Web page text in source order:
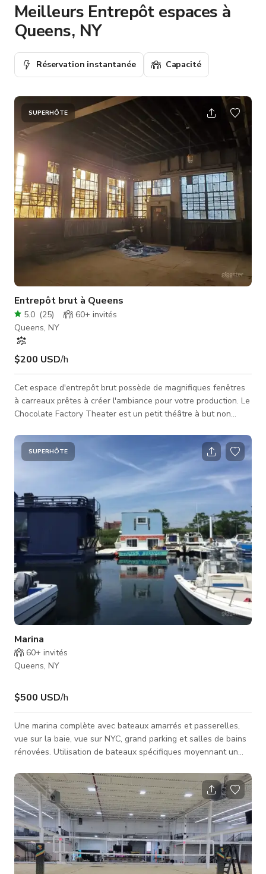
Meilleurs Entrepôt espaces à
Queens, NY
Réservation instantanée Capacité
SUPERHÔTE
Entrepôt brut à Queens
5.0 (25) 60+ invités
Queens, NY
$200 USD/h
Cet espace d'entrepôt brut possède de magnifiques fenêtres
à carreaux prêtes à créer l'ambiance pour votre production. Le
Chocolate Factory Theater est un petit théâtre à but non
Équipements supplémentaires et alimentation électrique
disponibles en option. Veuillez noter que l'entrepôt n'est pas
climatisé ; un chauffage minimal est disponible dans la loge, et
il n'y a pas de climatisation. L'entrepôt représente la
SUPERHÔTE
Marina
60+ invités
Queens, NY
$500 USD/h
Une marina complète avec bateaux amarrés et passerelles,
vue sur la baie, vue sur NYC, grand parking et salles de bains
rénovées. Utilisation de bateaux spécifiques moyennant un
souhaitez faire une visite. Note : En hiver, certains bateaux ne
sont pas dans l'eau mais sont garés dans le parking. Dépôt de
garantie : $2K/jour Frais de nettoyage : $100